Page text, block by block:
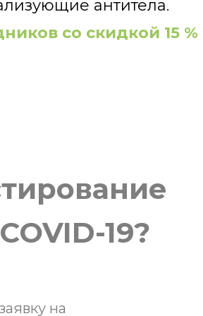
антитела.
со скидкой 15 %
19?
на